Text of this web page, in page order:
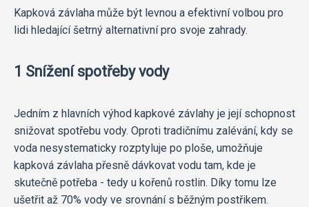
Kapková závlaha může být levnou a efektivní volbou pro
lidi hledající šetrný alternativní pro svoje zahrady.
1 Snížení spotřeby vody
Jedním z hlavních výhod kapkové závlahy je její schopnost
snižovat spotřebu vody. Oproti tradičnímu zalévání, kdy se
voda nesystematicky rozptyluje po ploše, umožňuje
kapková závlaha přesně dávkovat vodu tam, kde je
skutečně potřeba - tedy u kořenů rostlin. Díky tomu lze
ušetřit až 70% vody ve srovnání s běžným postřikem.